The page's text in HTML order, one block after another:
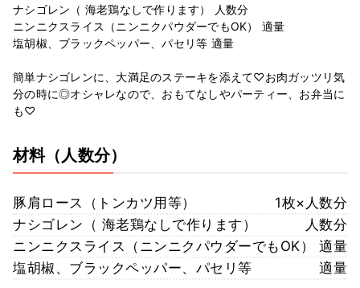
ナシゴレン（ 海老鶏なしで作ります） 人数分
ニンニクスライス（ニンニクパウダーでもOK） 適量
塩胡椒、ブラックペッパー、パセリ等 適量
簡単ナシゴレンに、大満足のステーキを添えて♡お肉ガッツリ気
分の時に◎オシャレなので、おもてなしやパーティー、お弁当に
も♡
材料（人数分）
豚肩ロース（トンカツ用等）
1枚×人数分
ナシゴレン（ 海老鶏なしで作ります）
人数分
ニンニクスライス（ニンニクパウダーでもOK）
適量
塩胡椒、ブラックペッパー、パセリ等
適量